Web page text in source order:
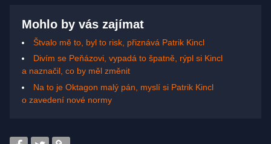
Mohlo by vás zajímat
Štvalo mě to, byl to risk, přiznává Patrik Kincl
Divím se Peňázovi, vypadá to špatně, rýpl si Kincl
a naznačil, co by měl změnit
Na to je Oktagon malý pán, myslí si Patrik Kincl
o zavedení nové normy